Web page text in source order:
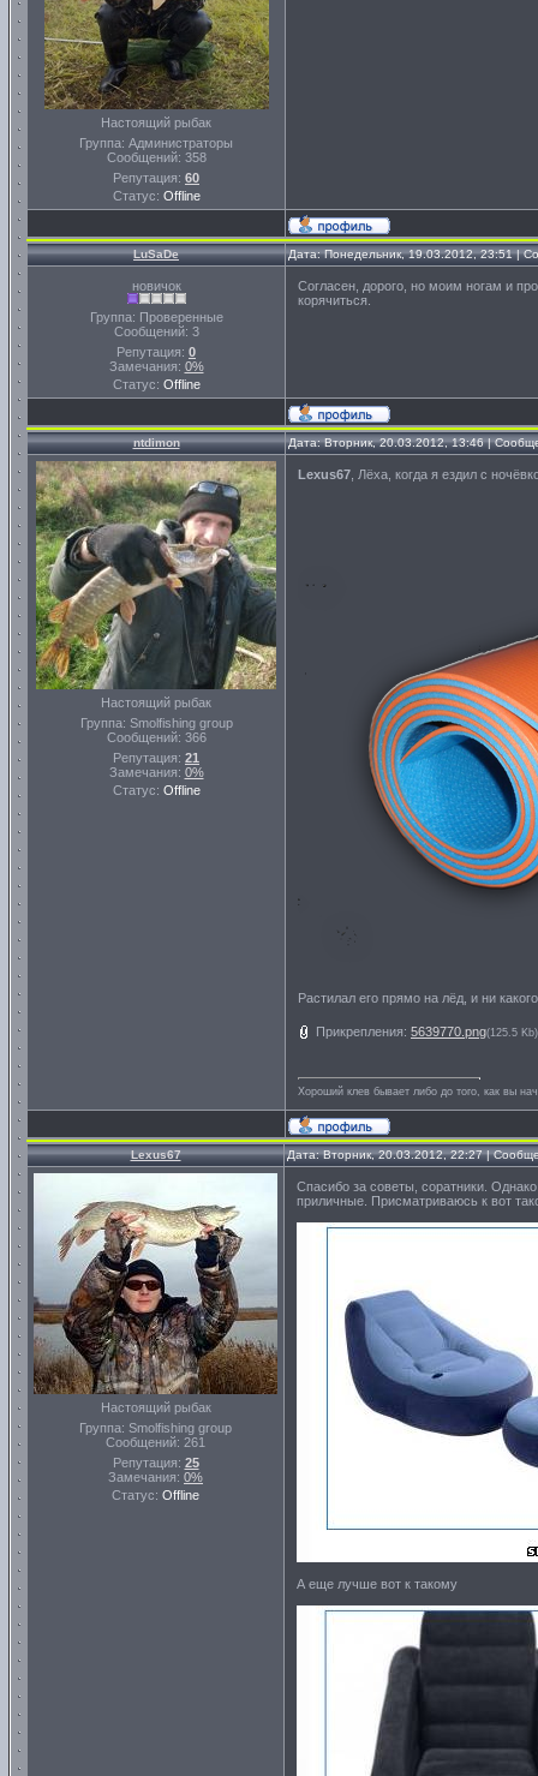
Настоящий рыбак
Группа: Администраторы
Сообщений: 358
Репутация: 60
Статус: Offline
LuSaDe Дата: Понедельник, 19.03.2012, 23:51 |
новичок
Группа: Проверенные
Сообщений: 3
Репутация: 0
Замечания: 0%
Статус: Offline
Согласен, дорого, но моим ногам и
корячиться.
ntdimon Дата: Вторник, 20.03.2012, 13:46 |
Настоящий рыбак
Группа: Smolfishing group
Сообщений: 366
Репутация: 21
Замечания: 0%
Статус: Offline
Lexus67 , Лёха, когда я ездил с
Растилал его прямо на лёд, и ни
Прикрепления: 5639770.png(125.5 Kb)
Хороший клев бывает либо до того, как вы
Lexus67 Дата: Вторник, 20.03.2012, 22:27 |
Настоящий рыбак
Группа: Smolfishing group
Сообщений: 261
Репутация: 25
Замечания: 0%
Статус: Offline
Спасибо за советы, соратники.
приличные. Присматриваюсь к вот
А еще лучше вот к такому